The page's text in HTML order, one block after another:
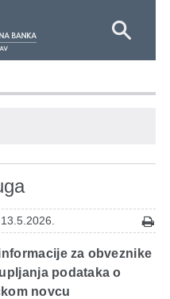
za obveznike
podataka o
novcu